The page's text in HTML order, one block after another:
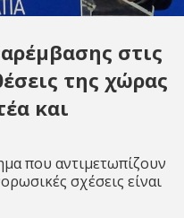
στις
της χώρας
και
που αντιμετωπίζουν
σχέσεις είναι